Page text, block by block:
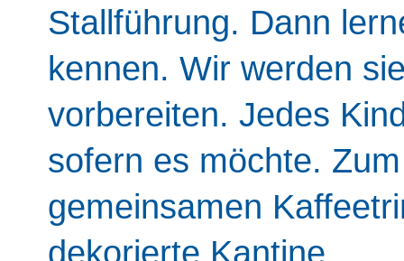
Stallführung. Dann
kennen. Wir werden
vorbereiten. Jedes
sofern es möchte.
gemeinsamen
dekorierte Kantine.